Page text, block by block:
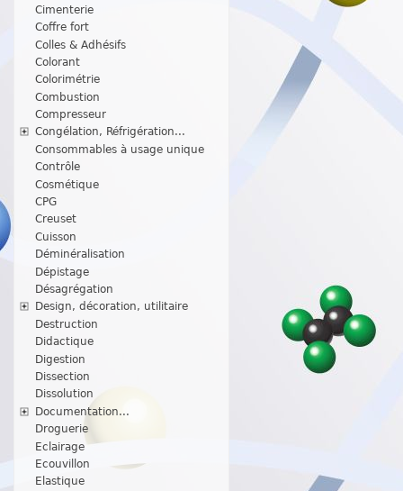
Cimenterie
Coffre fort
Colles & Adhésifs
Colorant
Colorimétrie
Combustion
Compresseur
Congélation, Réfrigération...
Consommables à usage unique
Contrôle
Cosmétique
CPG
Creuset
Cuisson
Déminéralisation
Dépistage
Désagrégation
Design, décoration, utilitaire
Destruction
Didactique
Digestion
Dissection
Dissolution
Documentation...
Droguerie
Eclairage
Ecouvillon
Elastique